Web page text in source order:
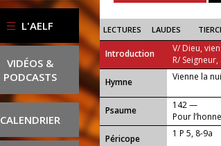
L'AELF
VIDÉOS &
PODCASTS
CALENDRIER
LECTURES LAUDES
Introduction
V/ Dieu,
R/
...
Hymne Vienne la
Psaume
142 —
Pour
Péricope
1 P 5, 8-9a